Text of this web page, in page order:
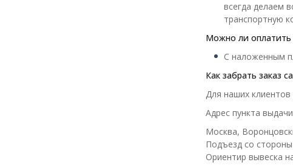
всегда делаем
транспортную
Можно ли оплатить
С наложенным
Как забрать заказ
Для наших
Адрес пункта
Москва,
Подъезд со
Ориентир вывеска